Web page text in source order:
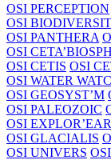
OSI PERCEPTION
OSI
OSI PANTHERA
OSI
OSI CETIS OSI
OSI WATER
OSI GEOSYST’M
OSI PALEOZOIC
OSI
OSI GLACIALIS
OSI UNIVERS